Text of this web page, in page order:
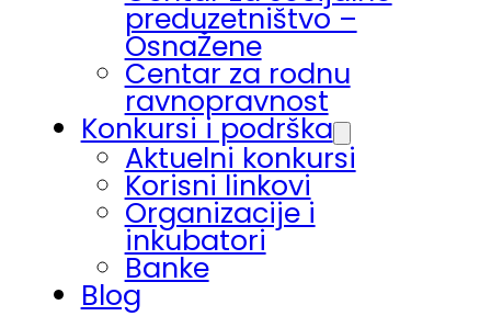
preduzetništvo –
OsnaŽene
Centar za rodnu
ravnopravnost
Konkursi i podrška
Aktuelni konkursi
Korisni linkovi
Organizacije i
inkubatori
Banke
Blog